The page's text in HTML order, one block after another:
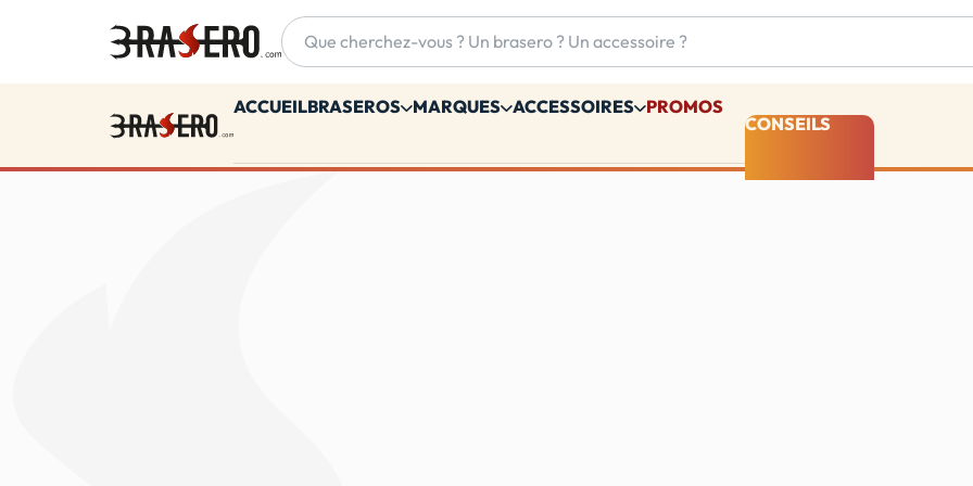
Accueil
Accueil
ACCUEILBRASEROS MARQUES ACCESSOIRES PROMOS
CONSEILS